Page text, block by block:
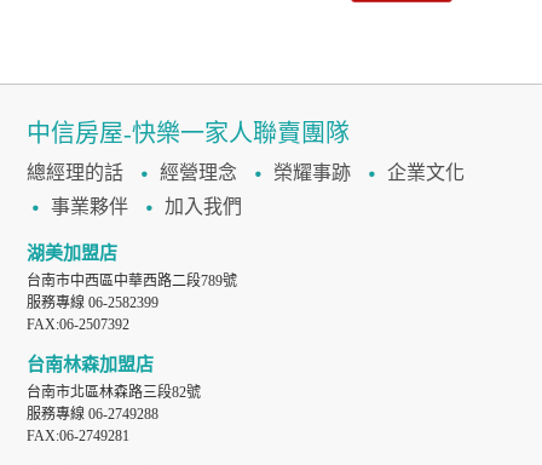
中信房屋-快樂一家人聯賣團隊
總經理的話 經營理念 榮耀事跡
企業文化
事業夥伴
加入我們
湖美加盟店
台南市中西區中華西路二段789號
服務專線 06-2582399
FAX:06-2507392
台南林森加盟店
台南市北區林森路三段82號
服務專線 06-2749288
FAX:06-2749281